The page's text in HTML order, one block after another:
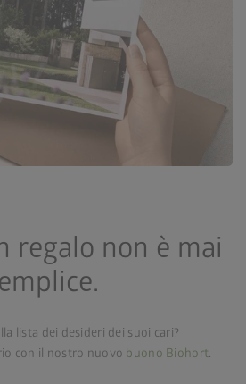
regalo non è mai
lista dei desideri dei suoi cari?
con il nostro nuovo buono Biohort.